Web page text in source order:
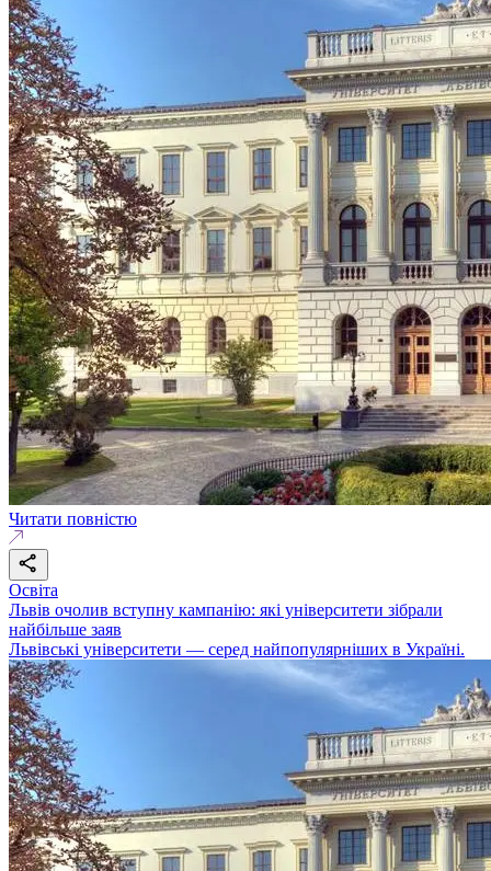
Читати повністю
Освіта
Львів очолив вступну кампанію: які університети зібрали
найбільше заяв
Львівські університети — серед найпопулярніших в Україні.